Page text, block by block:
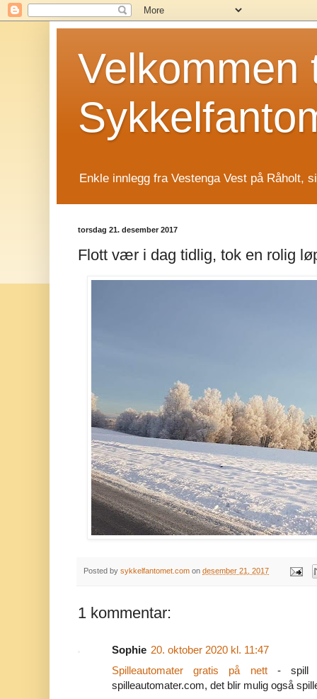
Velkommen
Enkle innlegg fra Vestenga Vest på Råholt,
torsdag 21. desember 2017
Flott vær i dag tidlig, tok en rolig
Posted by sykkelfantomet.com on desember 21, 2017
1 kommentar:
Sophie 20. oktober 2020 kl. 11:47
Spilleautomater gratis på nett- spill
spilleautomater.com, det blir mulig også